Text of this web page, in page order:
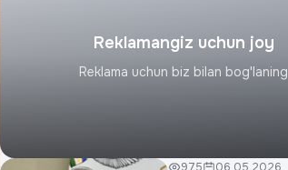
Reklamangiz uchun joy
Reklama uchun biz bilan bog'laning